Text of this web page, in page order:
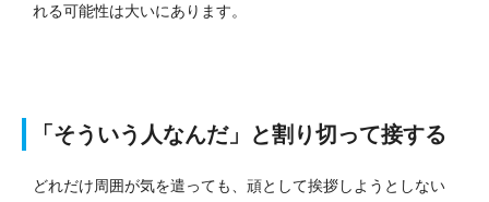
れる可能性は大いにあります。
「そういう人なんだ」と割り切って接する
どれだけ周囲が気を遣っても、頑として挨拶しようとしない